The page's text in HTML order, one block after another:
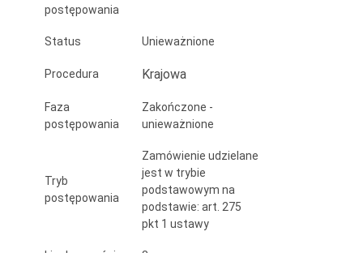
postępowania
Status Unieważnione
Procedura Krajowa
Faza
postępowania
Zakończone -
unieważnione
Tryb
postępowania
Zamówienie udzielane
jest w trybie
podstawowym na
podstawie: art. 275
pkt 1 ustawy